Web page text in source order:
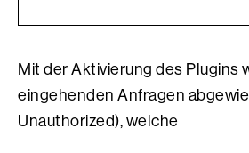
Mit der Aktivierung des Plugins
eingehenden Anfragen
Unauthorized), welche